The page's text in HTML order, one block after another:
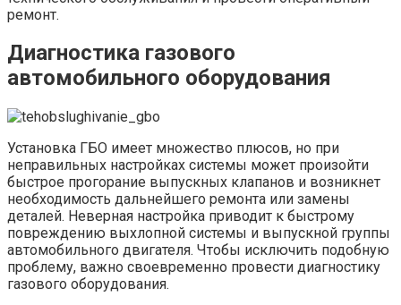
ремонт.
Диагностика газового
автомобильного оборудования
Установка ГБО имеет множество плюсов, но при
неправильных настройках системы может произойти
быстрое прогорание выпускных клапанов и возникнет
необходимость дальнейшего ремонта или замены
деталей. Неверная настройка приводит к быстрому
повреждению выхлопной системы и выпускной группы
автомобильного двигателя. Чтобы исключить подобную
проблему, важно своевременно провести диагностику
газового оборудования.